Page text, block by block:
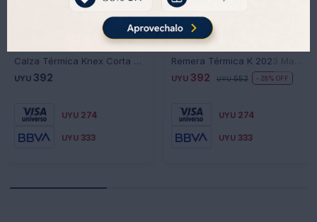
Calza Térmica Knex Corta Ctc-ng - NEGRO
UYU 392
UYU 274
UYU 333
UYU 392 UYU 552 28
UYU 274
UYU 333